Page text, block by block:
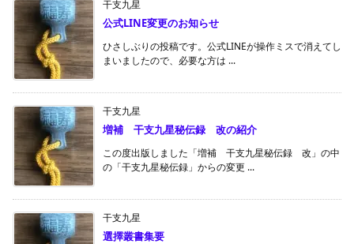
干支九星
公式LINE変更のお知らせ
ひさしぶりの投稿です。公式LINEが操作ミスで消えてし
まいましたので、必要な方は ...
干支九星
増補 干支九星秘伝録 改の紹介
この度出版しました「増補 干支九星秘伝録 改」の中
の「干支九星秘伝録」からの変更 ...
干支九星
選擇叢書集要